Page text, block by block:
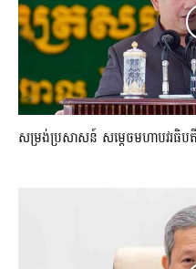
សម្រង់ប្រសាសន៍ សម្ដេចមហាបវរធិ